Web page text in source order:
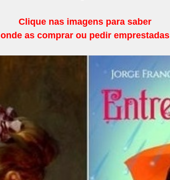
Clique nas imagens para saber
onde as comprar ou pedir emprestadas